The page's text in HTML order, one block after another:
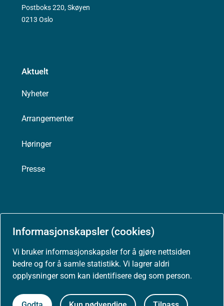
Informasjonskapsler (cookies)
Vi bruker informasjonskapsler for å gjøre nettsiden
bedre og for å samle statistikk. Vi lagrer aldri
opplysninger som kan identifisere deg som person.
Postboks 220, Skøyen
0213 Oslo
Aktuelt
Nyheter
Arrangementer
Høringer
Presse
Tilgjengelighetserklæring (uustatus.no)
Besøksstatistikk og informasjonskapsler